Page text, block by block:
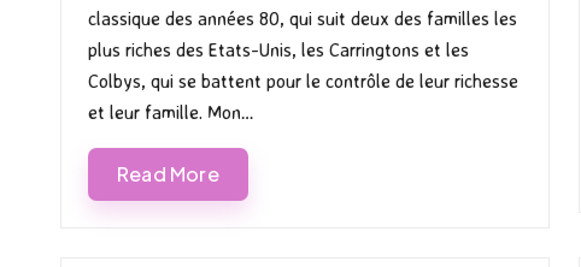
classique des années 80, qui suit deux des familles les
plus riches des Etats-Unis, les Carringtons et les
Colbys, qui se battent pour le contrôle de leur richesse
et leur famille. Mon…
Read More